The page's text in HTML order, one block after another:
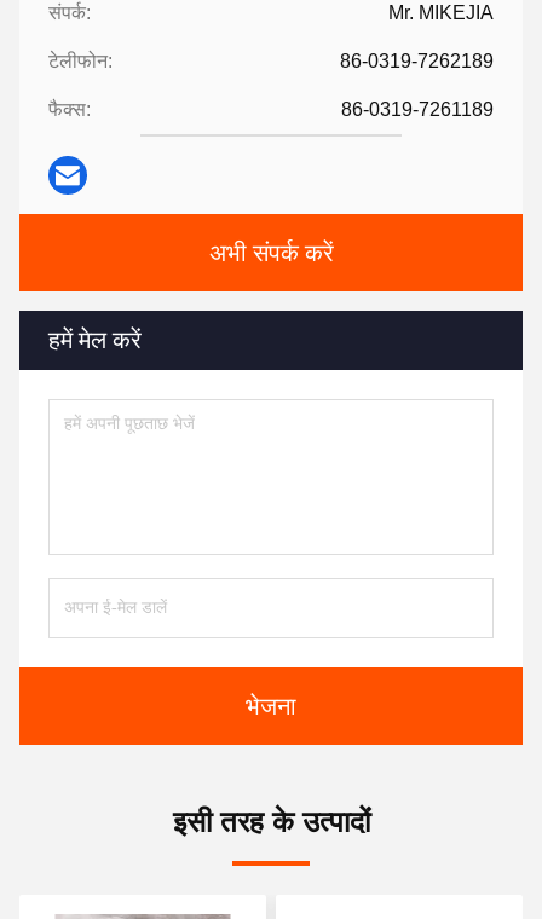
संपर्क: Mr. MIKEJIA
टेलीफोन: 86-0319-7262189
फैक्स: 86-0319-7261189
अभी संपर्क करें
हमें मेल करें
भेजना
इसी तरह के उत्पादों